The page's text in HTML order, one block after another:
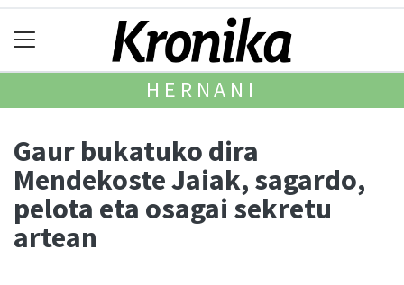
HERNANI
Gaur bukatuko dira
Mendekoste Jaiak, sagardo,
pelota eta osagai sekretu
artean